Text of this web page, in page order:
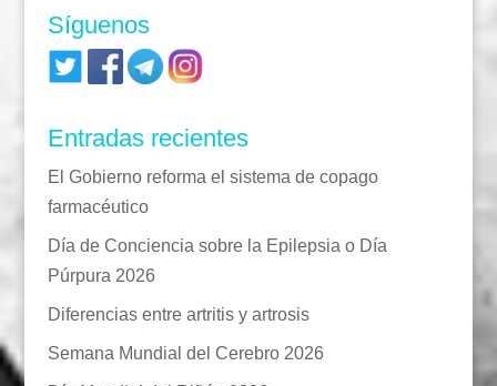
Síguenos
Entradas recientes
El Gobierno reforma el sistema de copago
farmacéutico
Día de Conciencia sobre la Epilepsia o Día
Púrpura 2026
Diferencias entre artritis y artrosis
Semana Mundial del Cerebro 2026